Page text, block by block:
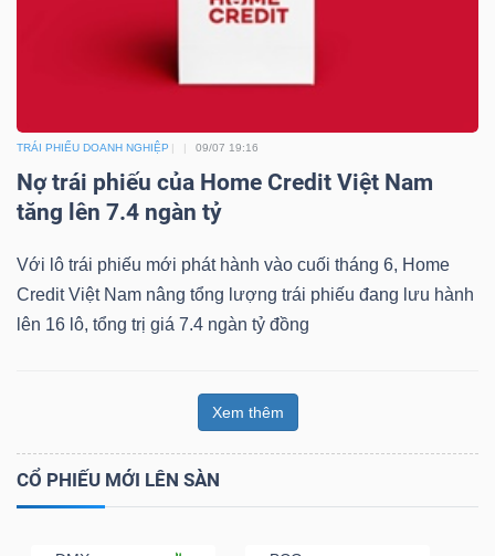
TRÁI PHIẾU DOANH NGHIỆP 09/07 19:16
Nợ trái phiếu của Home Credit Việt Nam
tăng lên 7.4 ngàn tỷ
Với lô trái phiếu mới phát hành vào cuối tháng 6, Home
Credit Việt Nam nâng tổng lượng trái phiếu đang lưu hành
lên 16 lô, tổng trị giá 7.4 ngàn tỷ đồng
Xem thêm
CỔ PHIẾU MỚI LÊN SÀN